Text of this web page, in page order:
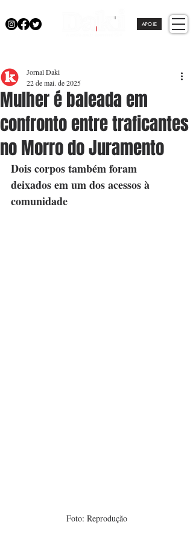
APOIE
Mulher é baleada em
confronto entre traficantes
no Morro do Juramento
Jornal Daki
22 de mai. de 2025
Dois corpos também foram
deixados em um dos acessos à
comunidade
Foto: Reprodução